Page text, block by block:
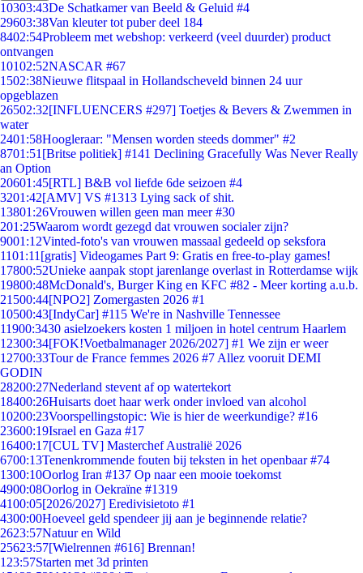
10303:43De Schatkamer van Beeld & Geluid #4
29603:38Van kleuter tot puber deel 184
8402:54Probleem met webshop: verkeerd (veel duurder) product
ontvangen
10102:52NASCAR #67
1502:38Nieuwe flitspaal in Hollandscheveld binnen 24 uur
opgeblazen
26502:32[INFLUENCERS #297] Toetjes & Bevers & Zwemmen in
water
2401:58Hoogleraar: "Mensen worden steeds dommer" #2
8701:51 [Britse politiek] #141 Declining Gracefully Was Never Really
an Option
20601:45[RTL] B&B vol liefde 6de seizoen #4
3201:42[AMV] VS #1313 Lying sack of shit.
13801:26Vrouwen willen geen man meer #30
201:25Waarom wordt gezegd dat vrouwen socialer zijn?
9001:12Vinted-foto's van vrouwen massaal gedeeld op seksfora
1101:11 [gratis] Videogames Part 9: Gratis en free-to-play games!
17800:52Unieke aanpak stopt jarenlange overlast in Rotterdamse wijk
19800:48McDonald's, Burger King en KFC #82 - Meer korting a.u.b.
21500:44[NPO2] Zomergasten 2026 #1
10500:43[IndyCar] #115 We're in Nashville Tennessee
11900:3430 asielzoekers kosten 1 miljoen in hotel centrum Haarlem
12300:34[FOK!Voetbalmanager 2026/2027] #1 We zijn er weer
12700:33Tour de France femmes 2026 #7 Allez vooruit DEMI
GODIN
28200:27Nederland stevent af op watertekort
18400:26Huisarts doet haar werk onder invloed van alcohol
10200:23Voorspellingstopic: Wie is hier de weerkundige? #16
23600:19Israel en Gaza #17
16400:17[CUL TV] Masterchef Australië 2026
6700:13Tenenkrommende fouten bij teksten in het openbaar #74
1300:10Oorlog Iran #137 Op naar een mooie toekomst
4900:08Oorlog in Oekraïne #1319
4100:05[2026/2027] Eredivisietoto #1
4300:00Hoeveel geld spendeer jij aan je beginnende relatie?
2623:57Natuur en Wild
25623:57[Wielrennen #616] Brennan!
1 23:57Starten met 3d printen